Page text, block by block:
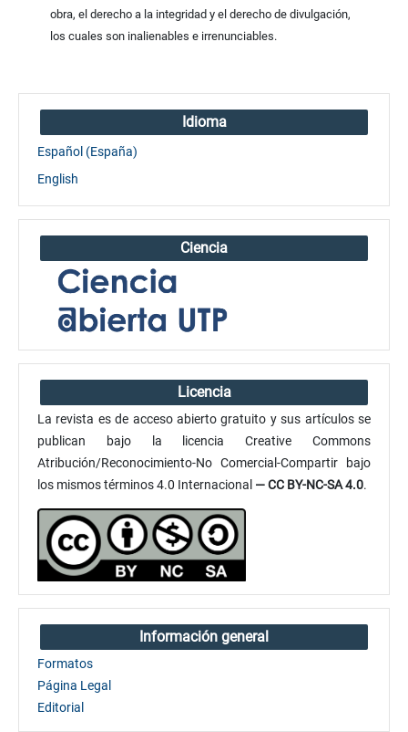
obra, el derecho a la integridad y el derecho de divulgación,
los cuales son inalienables e irrenunciables.
Idioma
Español (España)
English
Ciencia
Licencia
La revista es de acceso abierto gratuito y sus artículos se
publican bajo la licencia Creative Commons
Atribución/Reconocimiento-No Comercial-Compartir bajo
los mismos términos 4.0 Internacional — CC BY-NC-SA 4.0.
Información general
Formatos
Página Legal
Editorial